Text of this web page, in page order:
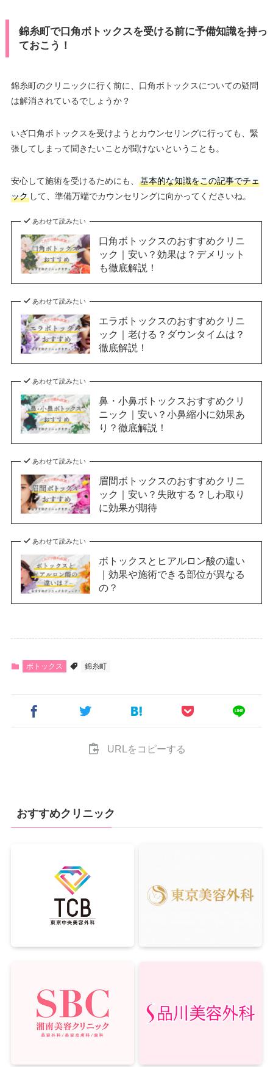
錦糸町で口角ボトックスを受ける前に予備知識を持っ
ておこう！
錦糸町のクリニックに行く前に、口角ボトックスについての疑問
は解消されているでしょうか？
いざ口角ボトックスを受けようとカウンセリングに行っても、緊
張してしまって聞きたいことが聞けないということも。
安心して施術を受けるためにも、
基本的な知識をこの記事でチェ
ックして、準備万端でカウンセリングに向かってくださいね。
あわせて読みたい
口角ボトックスのおすすめクリニ
ック｜安い？効果は？デメリット
も徹底解説！
あわせて読みたい
エラボトックスのおすすめクリニ
ック｜老ける？ダウンタイムは？
徹底解説！
あわせて読みたい
鼻・小鼻ボトックスおすすめクリ
ニック｜安い？小鼻縮小に効果あ
り？徹底解説！
あわせて読みたい
眉間ボトックスのおすすめクリニ
ック｜安い？失敗する？しわ取り
に効果が期待
あわせて読みたい
ボトックスとヒアルロン酸の違い
｜効果や施術できる部位が異なる
の？
ボトックス 錦糸町
URLをコピーする
おすすめクリニック